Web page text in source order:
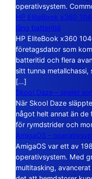
operativsystem.
HP EliteBook x360
lång batteritid
HP EliteBook x360
företagsdator som
batteritid och flera
sitt tunna
[…]
Skool Daze – spelet
När Skool Daze
något helt annat än de
för rymdstrider och
AmigaOS –
AmigaOS var ett av
operativsystem. Med
multitasking,